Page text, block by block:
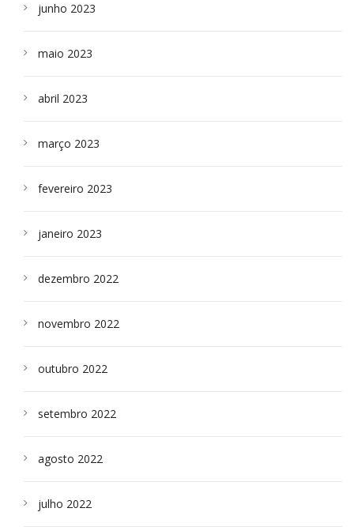
junho 2023
maio 2023
abril 2023
março 2023
fevereiro 2023
janeiro 2023
dezembro 2022
novembro 2022
outubro 2022
setembro 2022
agosto 2022
julho 2022